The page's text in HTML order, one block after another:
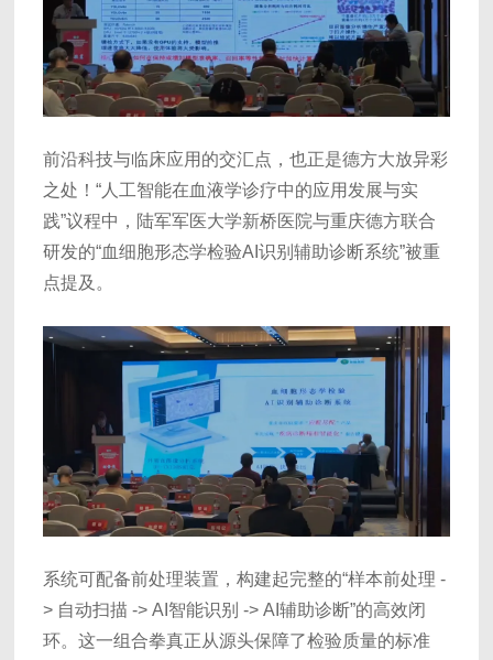
前沿科技与临床应用的交汇点，也正是德方大放异彩
之处！“人工智能在血液学诊疗中的应用发展与实
践”议程中，陆军军医大学新桥医院与重庆德方联合
研发的“血细胞形态学检验AI识别辅助诊断系统”被重
点提及。
系统可配备前处理装置，构建起完整的“样本前处理 -
> 自动扫描 -> AI智能识别 -> AI辅助诊断”的高效闭
环。这一组合拳真正从源头保障了检验质量的标准